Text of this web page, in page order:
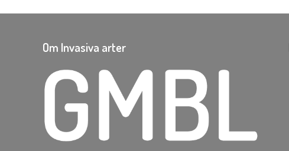
Om Invasiva arter